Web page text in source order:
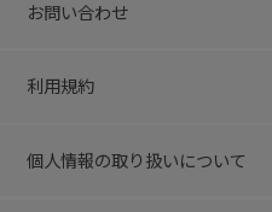
お問い合わせ
利用規約
個人情報の取り扱いについて